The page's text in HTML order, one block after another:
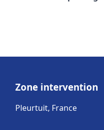
Zone intervention
Pleurtuit, France